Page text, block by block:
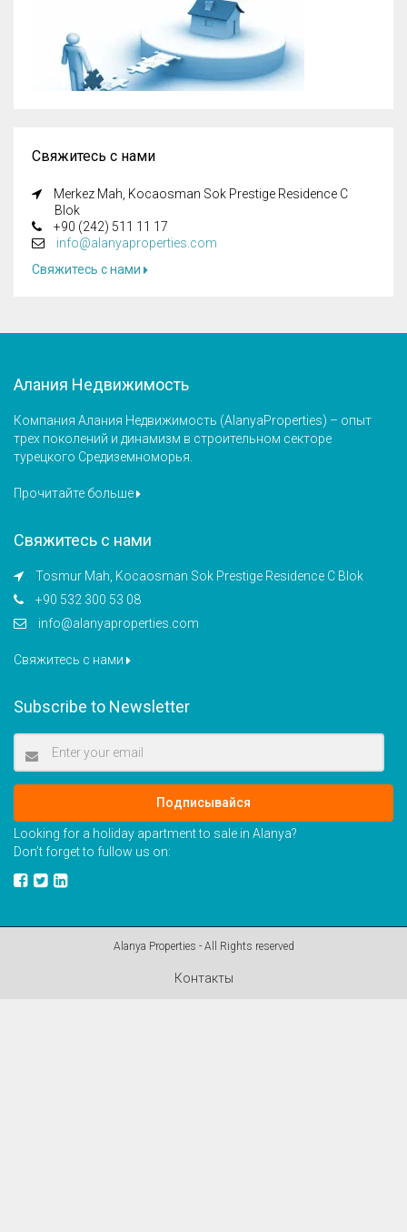
Свяжитесь с нами
Merkez Mah, Kocaosman Sok Prestige Residence C
Blok
+90 (242) 511 11 17
info@alanyaproperties.com
Свяжитесь с нами
Алания Недвижимость
Компания Алания Недвижимость (AlanyaProperties) – опыт
трех поколений и динамизм в строительном секторе
турецкого Средиземноморья.
Прочитайте больше
Свяжитесь с нами
Tosmur Mah, Kocaosman Sok Prestige Residence C Blok
+90 532 300 53 08
info@alanyaproperties.com
Свяжитесь с нами
Subscribe to Newsletter
Подписывайся
Looking for a holiday apartment to sale in Alanya?
Don’t forget to fullow us on:
Alanya Properties - All Rights reserved
Контакты